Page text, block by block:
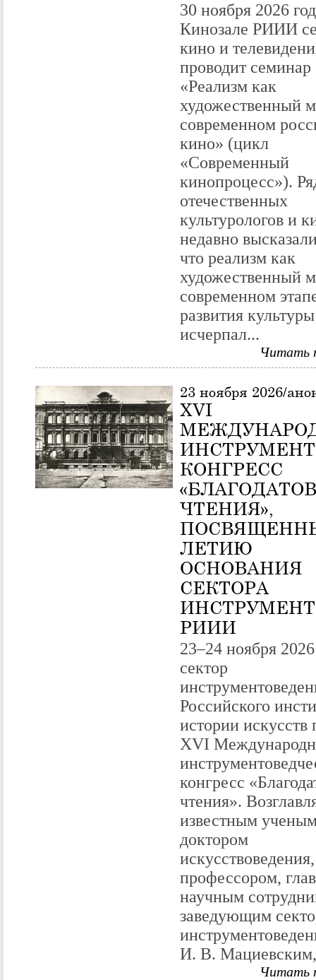
30 ноября 2026
Кинозале РИИИ
кино и
проводит семинар
«Реализм как
художественный
современном
кино» (цикл
«Современный
кинопроцесс»).
отечественных
культурологов и
недавно
что реализм как
художественный
современном
развития культуры
исчерпал...
Читать
23 ноября 2026/
XVI
КОНГРЕСС
ЧТЕНИЯ»,
ЛЕТИЮ
ОСНОВАНИЯ
СЕКТОРА
РИИИ
23–24 ноября
сектор
Российского
истории искусств
XVI
конгресс
чтения».
известным
доктором
искусствоведения,
профессором,
научным
заведующим
И. В.
Читать